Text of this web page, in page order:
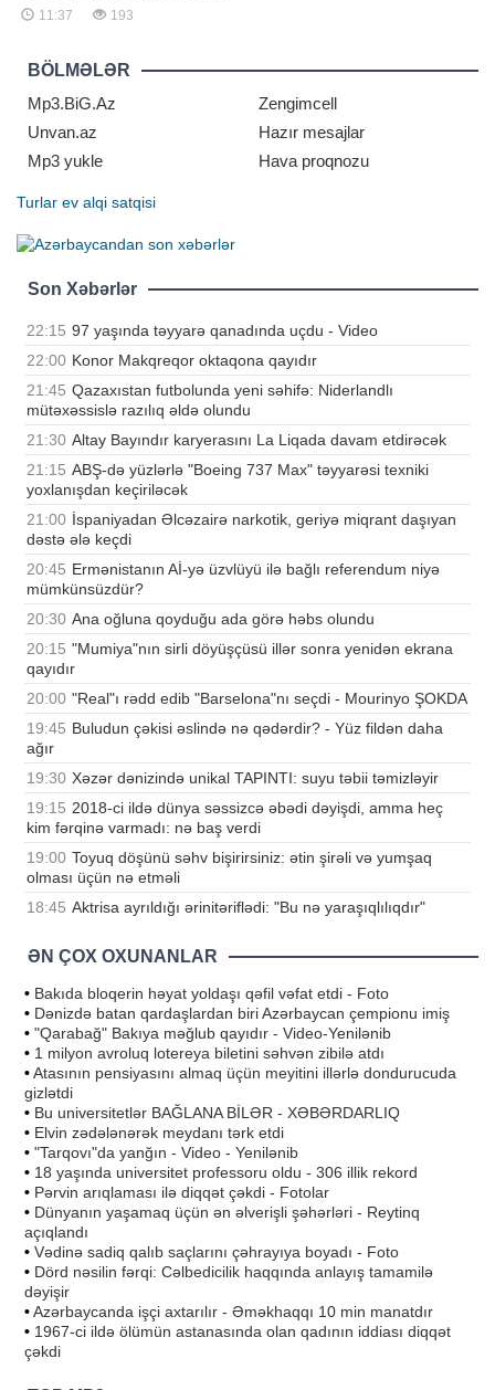
və "Poz-Qazan" oyunları üzrə iyul
ayında növbəti böyük uduşlar
lotereyalar arasında ən böyük uduş
"Super Keno" oyununda qazanılıb
11:37 193
BÖLMƏLƏR
Mp3.BiG.Az
Zengimcell
Unvan.az
Hazır mesajlar
Mp3 yukle
Hava proqnozu
Turlar ev alqi satqisi
Son Xəbərlər
22:15 97 yaşında təyyarə qanadında uçdu - Video
22:00 Konor Makqreqor oktaqona qayıdır
21:45 Qazaxıstan futbolunda yeni səhifə: Niderlandlı
mütəxəssislə razılıq əldə olundu
21:30 Altay Bayındır karyerasını La Liqada davam etdirəcək
21:15 ABŞ-də yüzlərlə "Boeing 737 Max" təyyarəsi texniki
yoxlanışdan keçiriləcək
21:00 İspaniyadan Əlcəzairə narkotik, geriyə miqrant daşıyan
dəstə ələ keçdi
20:45 Ermənistanın Aİ-yə üzvlüyü ilə bağlı referendum niyə
mümkünsüzdür?
20:30 Ana oğluna qoyduğu ada görə həbs olundu
20:15 "Mumiya"nın sirli döyüşçüsü illər sonra yenidən ekrana
qayıdır
20:00 "Real"ı rədd edib "Barselona"nı seçdi - Mourinyo ŞOKDA
19:45 Buludun çəkisi əslində nə qədərdir? - Yüz fildən daha
ağır
19:30 Xəzər dənizində unikal TAPINTI: suyu təbii təmizləyir
19:15 2018-ci ildə dünya səssizcə əbədi dəyişdi, amma heç
kim fərqinə varmadı: nə baş verdi
19:00 Toyuq döşünü səhv bişirirsiniz: ətin şirəli və yumşaq
olması üçün nə etməli
18:45 Aktrisa ayrıldığı ərinitəriflədi: "Bu nə yaraşıqlılıqdır"
ƏN ÇOX OXUNANLAR
• Bakıda bloqerin həyat yoldaşı qəfil vəfat etdi - Foto
• Dənizdə batan qardaşlardan biri Azərbaycan çempionu imiş
• "Qarabağ" Bakıya məğlub qayıdır - Video-Yenilənib
• 1 milyon avroluq lotereya biletini səhvən zibilə atdı
•Atasının pensiyasını almaq üçün meyitini illərlə dondurucuda
gizlətdi
• Bu universitetlər BAĞLANA BİLƏR - XƏBƏRDARLIQ
• Elvin zədələnərək meydanı tərk etdi
• "Tarqovı"da yanğın - Video - Yenilənib
• 18 yaşında universitet professoru oldu - 306 illik rekord
• Pərvin arıqlaması ilə diqqət çəkdi - Fotolar
• Dünyanın yaşamaq üçün ən əlverişli şəhərləri - Reytinq
açıqlandı
• Vədinə sadiq qalıb saçlarını çəhrayıya boyadı - Foto
• Dörd nəsilin fərqi: Cəlbedicilik haqqında anlayış tamamilə
dəyişir
•Azərbaycanda işçi axtarılır - Əməkhaqqı 10 min manatdır
• 1967-ci ildə ölümün astanasında olan qadının iddiası diqqət
çəkdi